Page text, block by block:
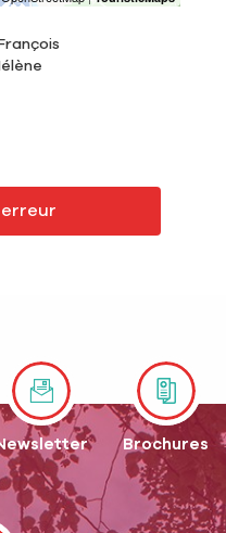
Brochures